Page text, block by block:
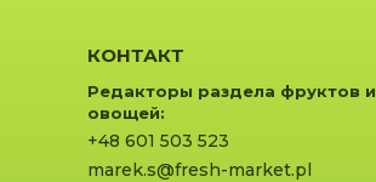
КОНТАКТ
Редакторы раздела фруктов и
овощей:
+48 601 503 523
marek.s@fresh-market.pl